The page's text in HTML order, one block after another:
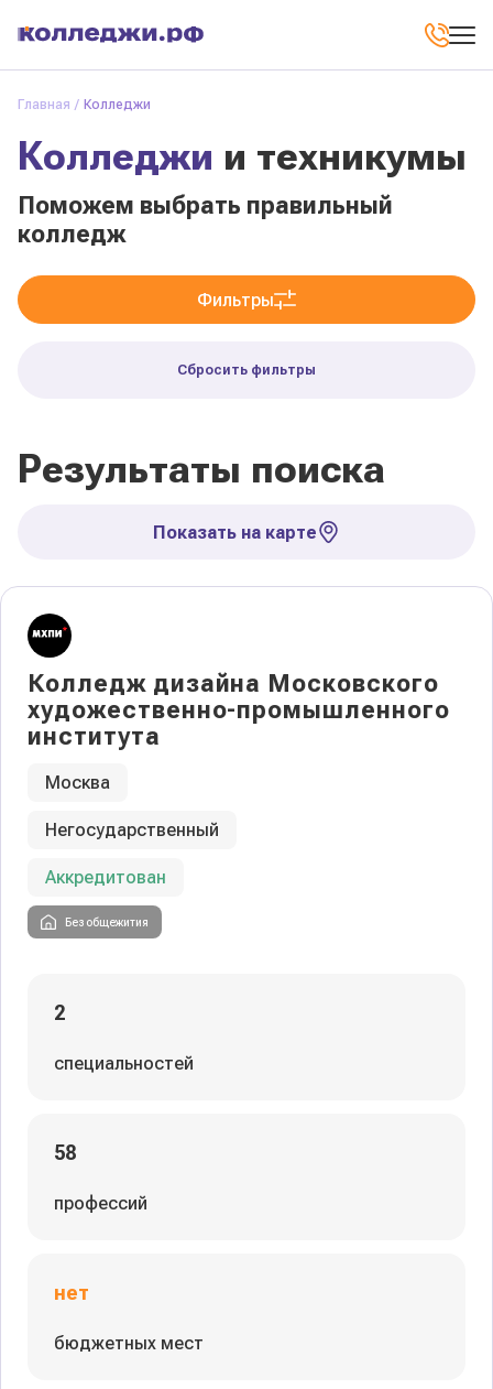
Главная Колледжи
Колледжи и техникумы
Поможем выбрать правильный
колледж
Фильтры
Сбросить фильтры
Результаты поиска
Показать на карте
Колледж дизайна Московского
художественно-промышленного
института
Москва
Негосударственный
Аккредитован
Без общежития
2
специальностей
58
профессий
нет
бюджетных мест